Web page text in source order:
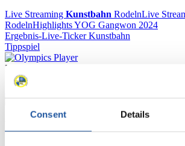
Consent Details
Live Streaming Kunstbahn RodelnLive
RodelnHighlights YOG Gangwon 2024
Ergebnis-Live-Ticker Kunstbahn
Tippspiel
Naturbahn
Zielgruppen Anzeigen